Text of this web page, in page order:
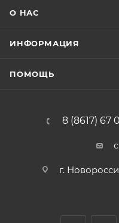
О НАС
ИНФОРМАЦИЯ
ПОМОЩЬ
8 (8617) 67
г.